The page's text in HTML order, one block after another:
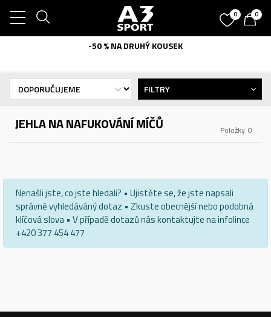
0 0
-50 % NA DRUHÝ KOUSEK
JEHLA NA NAFUKOVÁNÍ MÍČŮ 0
Položky
FILTRY
Nenašli jste, co jste hledali? • Ujistěte se, že jste napsali
správně vyhledáváný dotaz • Zkuste obecnější nebo podobná
klíčová slova • V případě dotazů nás kontaktujte na infolince
+420 377 454 477